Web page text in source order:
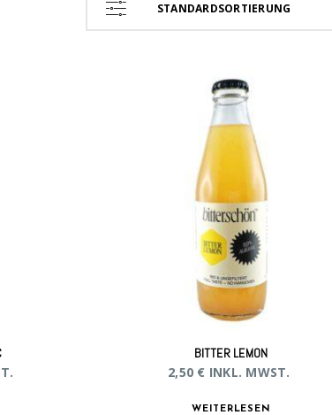
STANDARDSORTIERUNG
BITTER LEMON
2,50 € INKL. MWST.
WEITERLESEN